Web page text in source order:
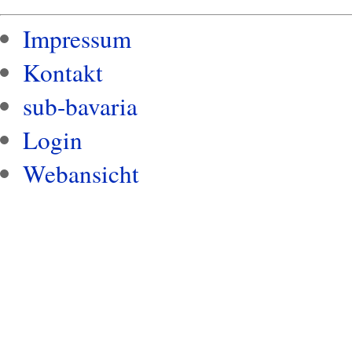
Impressum
Kontakt
sub-bavaria
Login
Webansicht